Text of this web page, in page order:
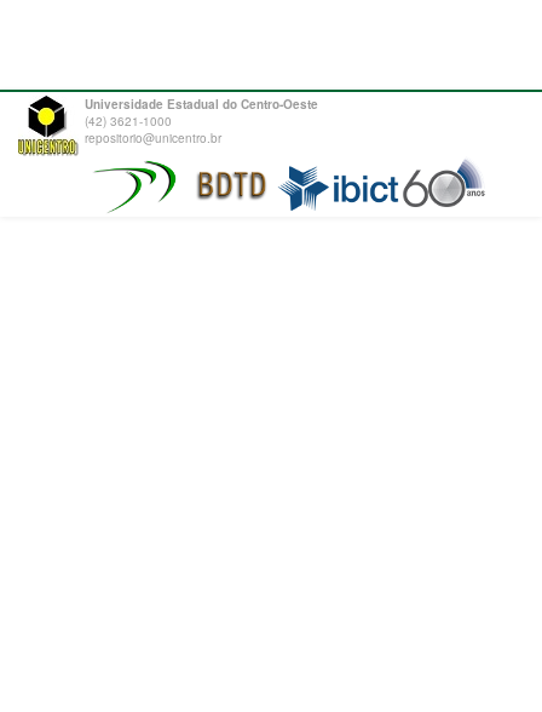
Universidade Estadual do Centro-Oeste
(42) 3621-1000
repositorio@unicentro.br